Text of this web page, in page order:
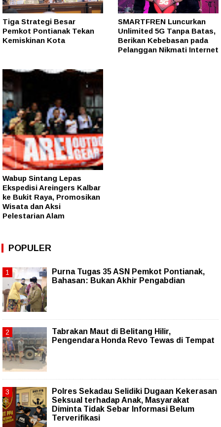
Tiga Strategi Besar
Pemkot Pontianak Tekan
Kemiskinan Kota
SMARTFREN Luncurkan
Unlimited 5G Tanpa Batas,
Berikan Kebebasan pada
Pelanggan Nikmati Internet
Wabup Sintang Lepas
Ekspedisi Areingers Kalbar
ke Bukit Raya, Promosikan
Wisata dan Aksi
Pelestarian Alam
POPULER
Purna Tugas 35 ASN Pemkot Pontianak,
Bahasan: Bukan Akhir Pengabdian
Tabrakan Maut di Belitang Hilir,
Pengendara Honda Revo Tewas di Tempat
Polres Sekadau Selidiki Dugaan Kekerasan
Seksual terhadap Anak, Masyarakat
Diminta Tidak Sebar Informasi Belum
Terverifikasi